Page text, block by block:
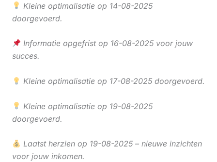
Kleine optimalisatie op 14-08-2025
doorgevoerd.
Informatie opgefrist op 16-08-2025 voor jouw
succes.
Kleine optimalisatie op 17-08-2025 doorgevoerd.
Kleine optimalisatie op 19-08-2025
doorgevoerd.
Laatst herzien op 19-08-2025 – nieuwe inzichten
voor jouw inkomen.